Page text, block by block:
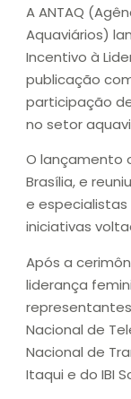
A ANTAQ
Aquaviários)
Incentivo à
publicação
participação
no setor
O lançamento
Brasília, e
e
iniciativas
Após a
liderança
representantes
Nacional de
Nacional de
Itaqui e do IBI